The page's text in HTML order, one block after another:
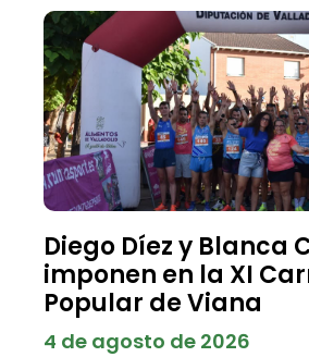
Diego Díez y Blanca
imponen en la XI
Popular de Viana
4 de agosto de 2026